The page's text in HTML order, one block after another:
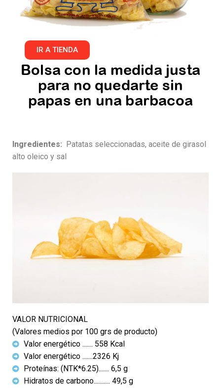
IR A TIENDA
Bolsa con la medida justa
para no quedarte sin
papas en una barbacoa
Ingredientes: Patatas seleccionadas, aceite de girasol
alto oleico y sal
VALOR NUTRICIONAL
(Valores medios por 100 grs de producto)
Valor energético ....... 558 Kcal
Valor energético .......2326 Kj
Proteínas: (NTK*6.25)....... 6,5 g
Hidratos de carbono........... 49,5 g